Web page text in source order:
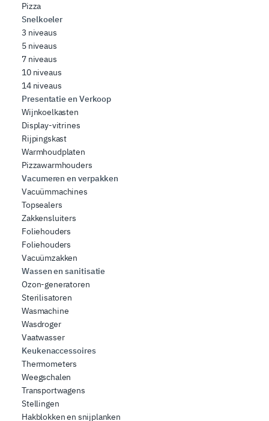
Pizza
Snelkoeler
3 niveaus
5 niveaus
7 niveaus
10 niveaus
14 niveaus
Presentatie en Verkoop
Wijnkoelkasten
Display-vitrines
Rijpingskast
Warmhoudplaten
Pizzawarmhouders
Vacumeren en verpakken
Vacuümmachines
Topsealers
Zakkensluiters
Foliehouders
Foliehouders
Vacuümzakken
Wassen en sanitisatie
Ozon-generatoren
Sterilisatoren
Wasmachine
Wasdroger
Vaatwasser
Keukenaccessoires
Thermometers
Weegschalen
Transportwagens
Stellingen
Hakblokken en snijplanken